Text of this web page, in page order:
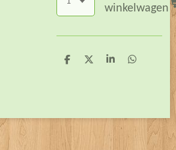
winkelwagen
D
D
S
D